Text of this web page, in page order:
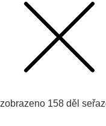
zobrazeno 158 děl